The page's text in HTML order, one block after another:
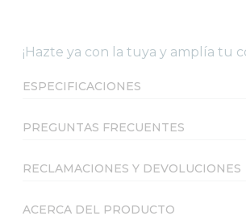
¡Hazte ya con la tuya y amplía tu
ESPECIFICACIONES
PREGUNTAS FRECUENTES
RECLAMACIONES Y DEVOLUCIONES
ACERCA DEL PRODUCTO